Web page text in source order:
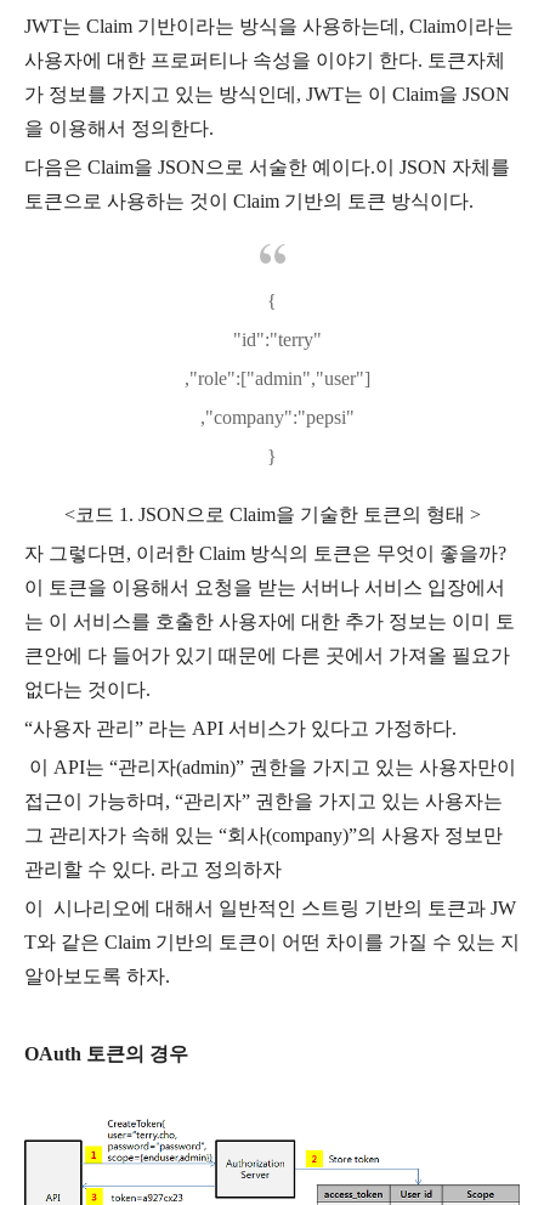
JWT는 Claim 기반이라는 방식을 사용하는데, Claim이라는
사용자에 대한 프로퍼티나 속성을 이야기 한다. 토큰자체
가 정보를 가지고 있는 방식인데, JWT는 이 Claim을 JSON
을 이용해서 정의한다.
다음은 Claim을 JSON으로 서술한 예이다.이 JSON 자체를
토큰으로 사용하는 것이 Claim 기반의 토큰 방식이다.
{
"id":"terry"
,"role":["admin","user"]
,"company":"pepsi"
}
<코드 1. JSON으로 Claim을 기술한 토큰의 형태 >
자 그렇다면, 이러한 Claim 방식의 토큰은 무엇이 좋을까?
이 토큰을 이용해서 요청을 받는 서버나 서비스 입장에서
는 이 서비스를 호출한 사용자에 대한 추가 정보는 이미 토
큰안에 다 들어가 있기 때문에 다른 곳에서 가져올 필요가
없다는 것이다.
“사용자 관리” 라는 API 서비스가 있다고 가정하다.
이 API는 “관리자(admin)” 권한을 가지고 있는 사용자만이
접근이 가능하며, “관리자” 권한을 가지고 있는 사용자는
그 관리자가 속해 있는 “회사(company)”의 사용자 정보만
관리할 수 있다. 라고 정의하자
이 시나리오에 대해서 일반적인 스트링 기반의 토큰과 JW
T와 같은 Claim 기반의 토큰이 어떤 차이를 가질 수 있는 지
알아보도록 하자.
OAuth 토큰의 경우